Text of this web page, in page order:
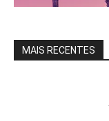
MAIS RECENTES